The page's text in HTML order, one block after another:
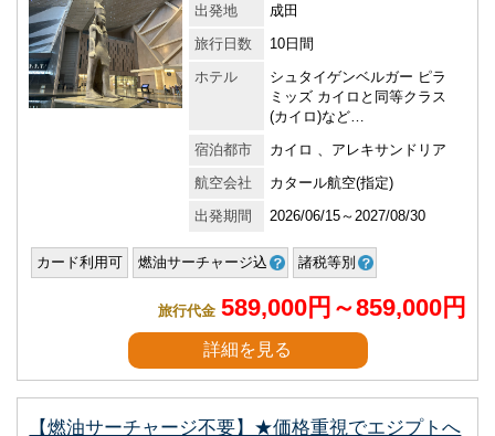
出発地
成田
旅行日数
10日間
ホテル
シュタイゲンベルガー ピラ
ミッズ カイロと同等クラス
(カイロ)など…
宿泊都市
カイロ 、アレキサンドリア
航空会社
カタール航空(指定)
出発期間
2026/06/15～2027/08/30
カード利用可 燃油サーチャージ込 諸税等別
旅行代金 589,000円～859,000円
詳細を見る
【燃油サーチャージ不要】★価格重視でエジプトへ